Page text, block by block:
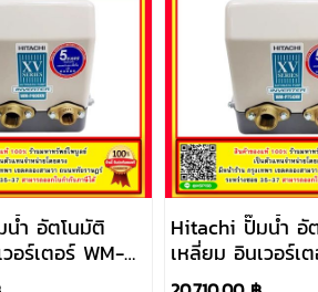
ำ อัตโนมัติ
อร์เตอร์ WM-P
Hitachi ปั๊มน้ำ อั
เหลี่ยม อินเวอร์เ
750XV 220V